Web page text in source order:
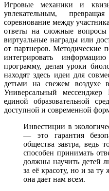
Игровые механики и
увлекательным,
соревнование между
ответы на сложные вопросы
виртуальные награды или
от партнеров. Методические
интегрировать
программу, делая уроки
находят здесь идеи для
детьми на свежем воздухе
Универсальный мессенджер
единой образовательной
доступной и современной
Инвестиции в
— это гарантия
общества завтра, ведь
способен принимать
должны научить детей
за её красоту, но и за
она дает нам всем.